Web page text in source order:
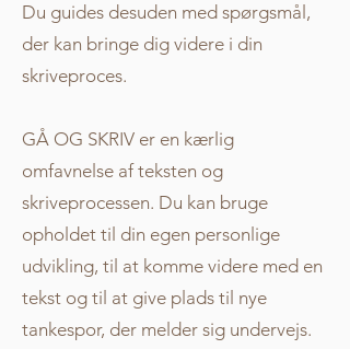
Du guides desuden med spørgsmål,
der kan bringe dig videre i din
skriveproces.
GÅ OG SKRIV er en kærlig
omfavnelse af teksten og
skriveprocessen. Du kan bruge
opholdet til din egen personlige
udvikling, til at komme videre med en
tekst og til at give plads til nye
tankespor, der melder sig undervejs.